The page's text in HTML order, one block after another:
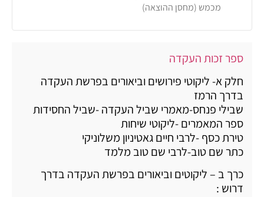
מכמש (מחסן ההוצאה)
ספר זכות העקדה
חלק א- ליקוטי פירושים וביאורים בפרשת העקדה
בדרך הרמז
שבילי פנחס-מאמרי שביל העקדה -שביל החסידות
ספר המאמרים -ליקוטי שיחות
טירת כסף -לרבי חיים גאטיניון משלוניקי
כתר שם טוב-לרבי שם טוב מלמד
כרך ב – ליקוטים וביאורים בפרשת העקדה בדרך
דרוש :